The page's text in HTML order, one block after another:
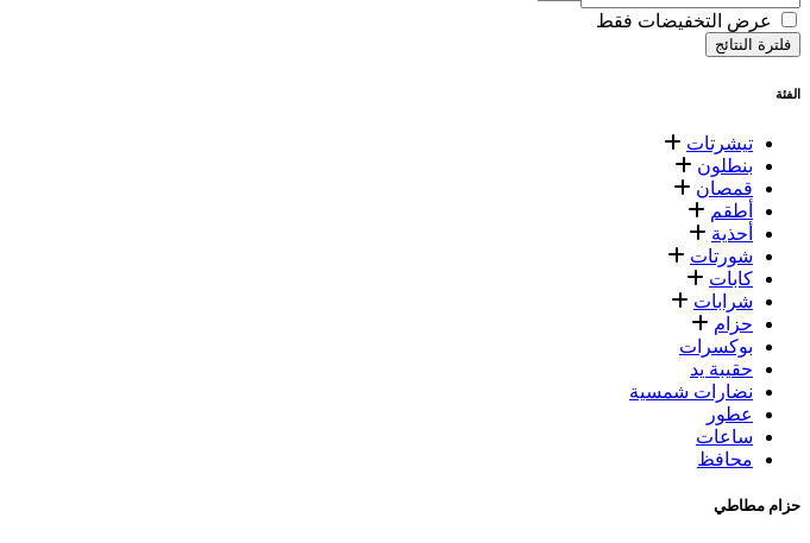
عرض التخفيضات فقط
فلترة النتائج
الفئة
تيشرتات
بنطلون
قمصان
أطقم
أحذية
شورتات
كابات
شرابات
حزام
بوكسرات
حقيبة يد
نضارات شمسية
عطور
ساعات
محافظ
حزام مطاطي